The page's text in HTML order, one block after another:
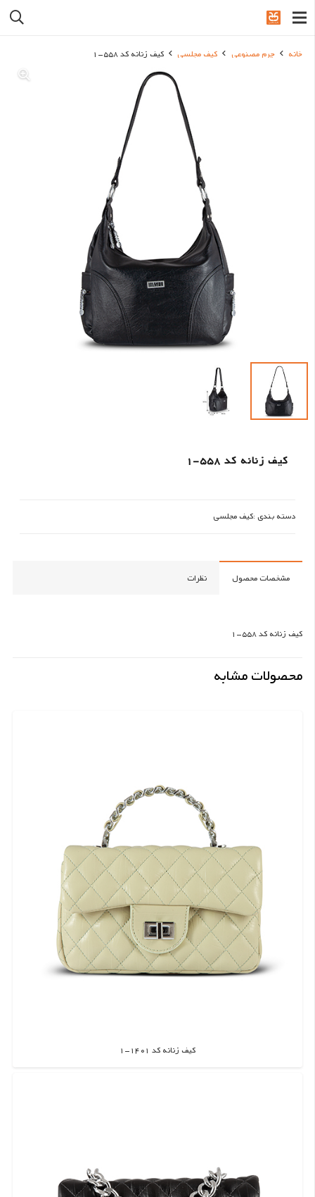
خانه چرم مصنوعی کیف مجلسی کیف زنانه کد 558-1
کیف زنانه کد 558-1
دسته بندی :کیف مجلسی
مشخصات محصول نظرات
کیف زنانه کد 558-1
محصولات مشابه
کیف زنانه کد 1401-1
اطلاعات بیشتر